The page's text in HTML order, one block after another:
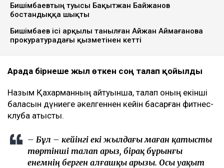
Бишімбаевтың туысы Бақытжан Байжанов
бостандыққа шықты
Бишімбаев ісі арқылы танылған Айжан Аймағанова
прокуратурадағы қызметінен кетті
Арада бірнеше жыл өткен соң талап қойылды
Назым Қахарманның айтуынша, талап оның екінші
баласын дүниеге әкелгеннен кейін басқарған фитнес-
клубқа қатысты.
– Бұл – кейінгі екі жылдағы маған қатысты
төртінші талап арыз, бірақ бұрынғы
енемнің берген алғашқы арызы. Осы уақыт